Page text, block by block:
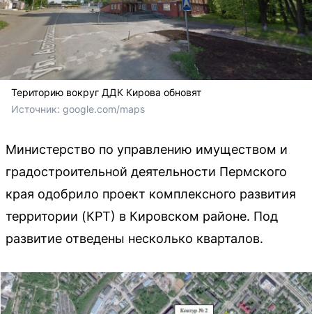
Територию вокруг ДДК Кирова обновят
Источник: google.com/maps
Министерство по управлению имуществом и
градостроительной деятельности Пермского
края одобрило проект комплексного развития
территории (КРТ) в Кировском районе. Под
развитие отведены несколько кварталов.